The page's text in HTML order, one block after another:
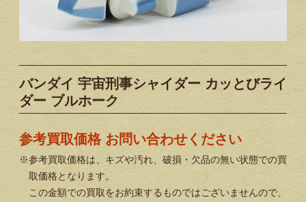
バンダイ 宇宙刑事シャイダー カッとびライ
ダー ブルホーク
参考買取価格 お問い合わせください
※参考買取価格は、キズや汚れ、破損・欠品の無い状態での買
取価格となります。
この金額での買取をお約束するものではございませんので、